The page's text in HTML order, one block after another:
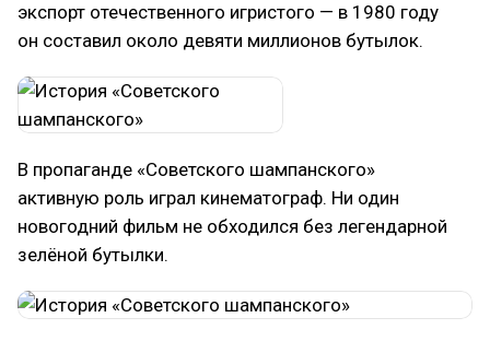
экспорт отечественного игристого — в 1980 году
он составил около девяти миллионов бутылок.
В пропаганде «Советского шампанского»
активную роль играл кинематограф. Ни один
новогодний фильм не обходился без легендарной
зелёной бутылки.